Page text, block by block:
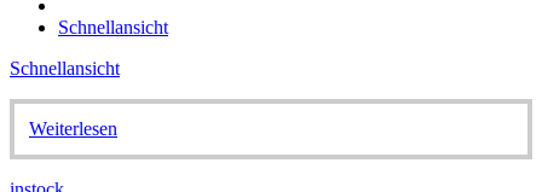
Schnellansicht
Schnellansicht
Weiterlesen